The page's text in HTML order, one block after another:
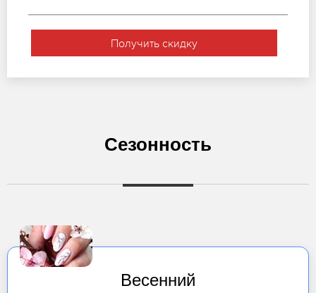
Получить скидку
Сезонность
Весенний